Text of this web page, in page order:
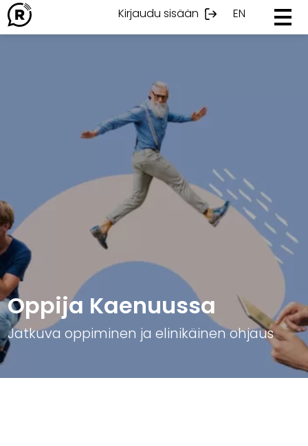
Ohita
sisältöön
Kirjaudu sisään EN
Oppija Kaenuussa
Jatkuva oppiminen ja elinikäinen ohjaus